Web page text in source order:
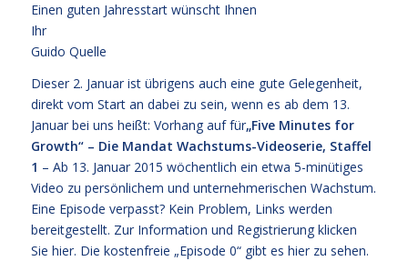
Einen guten Jahresstart wünscht Ihnen
Ihr
Guido Quelle
Dieser 2. Januar ist übrigens auch eine gute Gelegenheit,
direkt vom Start an dabei zu sein, wenn es ab dem 13.
Januar bei uns heißt: Vorhang auf für„Five Minutes for
Growth“ – Die Mandat Wachstums-Videoserie, Staffel
1 – Ab 13. Januar 2015 wöchentlich ein etwa 5-minütiges
Video zu persönlichem und unternehmerischen Wachstum.
Eine Episode verpasst? Kein Problem, Links werden
bereitgestellt. Zur Information und Registrierung klicken
Sie hier. Die kostenfreie „Episode 0“ gibt es hier zu sehen.